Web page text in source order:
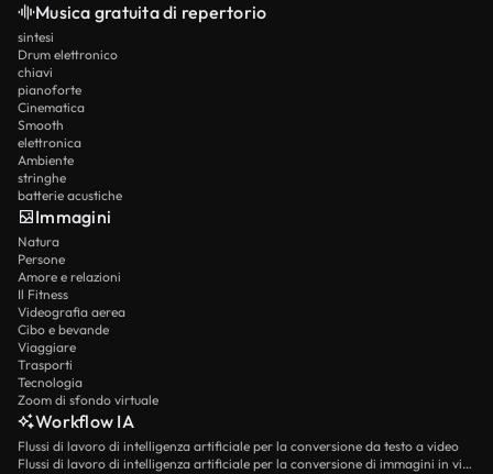
Musica gratuita di repertorio
sintesi
Drum elettronico
chiavi
pianoforte
Cinematica
Smooth
elettronica
Ambiente
stringhe
batterie acustiche
Immagini
Natura
Persone
Amore e relazioni
Il Fitness
Videografia aerea
Cibo e bevande
Viaggiare
Trasporti
Tecnologia
Zoom di sfondo virtuale
Workflow IA
Flussi di lavoro di intelligenza artificiale per la conversione da testo a video
Flussi di lavoro di intelligenza artificiale per la conversione di immagini in video